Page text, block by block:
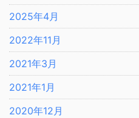
2025年4月
2022年11月
2021年3月
2021年1月
2020年12月